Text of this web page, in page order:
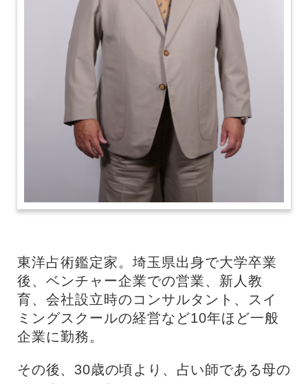
東洋占術鑑定家。埼玉県出身で大学卒業
後、ベンチャー企業での営業、新人教
育、会社設立時のコンサルタント、スイ
ミングスクールの経営など10年ほど一般
企業に勤務。
その後、30歳の頃より、占い師である母の